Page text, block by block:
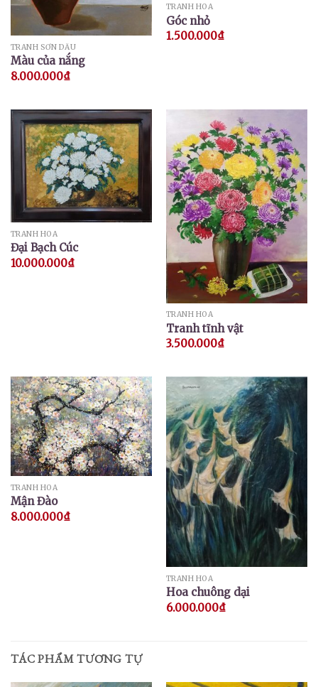
TRANH SƠN DẦU
Màu của nắng
8.000.000₫
TRANH HOA
Góc nhỏ
1.500.000₫
TRANH HOA
Đại Bạch Cúc
10.000.000₫
TRANH HOA
Tranh tĩnh vật
3.500.000₫
TRANH HOA
Mận Đào
8.000.000₫
TRANH HOA
Hoa chuông dại
6.000.000₫
TÁC PHẨM TƯƠNG TỰ